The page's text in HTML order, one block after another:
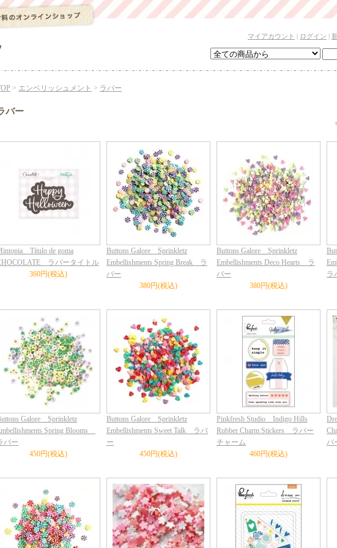
マイアカウント | ログイン |
> エンベリッシュメント > ラバー
バー
Título de goma
ラバータイトル
360円(税込)
Buttons Galore Sprinkletz
Embellishments Spring Break ラ
バー
380円(税込)
Buttons Galore Sprinkletz
Embellishments Deco Hearts ラ
バー
380円(税込)
ラ
Galore Sprinkletz
Spring Blooms
バー
450円(税込)
Buttons Galore Sprinkletz
Embellishments Sweet Talk ラバ
ー
450円(税込)
Pinkfresh Studio Indigo Hills
Rubber Charm Stickers ラバー
チャーム
460円(税込)
パ